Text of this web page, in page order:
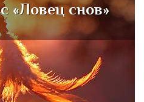
«Ловец снов»